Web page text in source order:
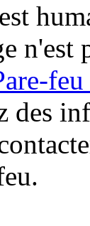
n'est
des